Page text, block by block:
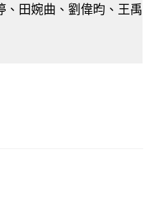
、田婉曲、劉偉昀、王禹